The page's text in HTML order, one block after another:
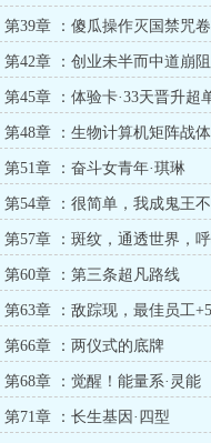
第39章 ：傻瓜操作灭国禁咒
第42章 ：创业未半而中道崩阻
第45章 ：体验卡·33天晋升超
第48章 ：生物计算机矩阵战体
第51章 ：奋斗女青年·琪琳
第54章 ：很简单，我成鬼王
第57章 ：斑纹，通透世界，
第60章 ：第三条超凡路线
第63章 ：敌踪现，最佳员工+5
第66章 ：两仪式的底牌
第68章 ：觉醒！能量系·灵能
第71章 ：长生基因·四型